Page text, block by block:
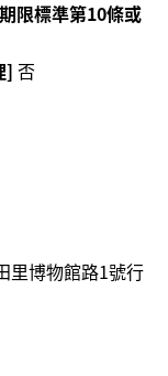
限標準第10條或
] 否
里博物館路1號行